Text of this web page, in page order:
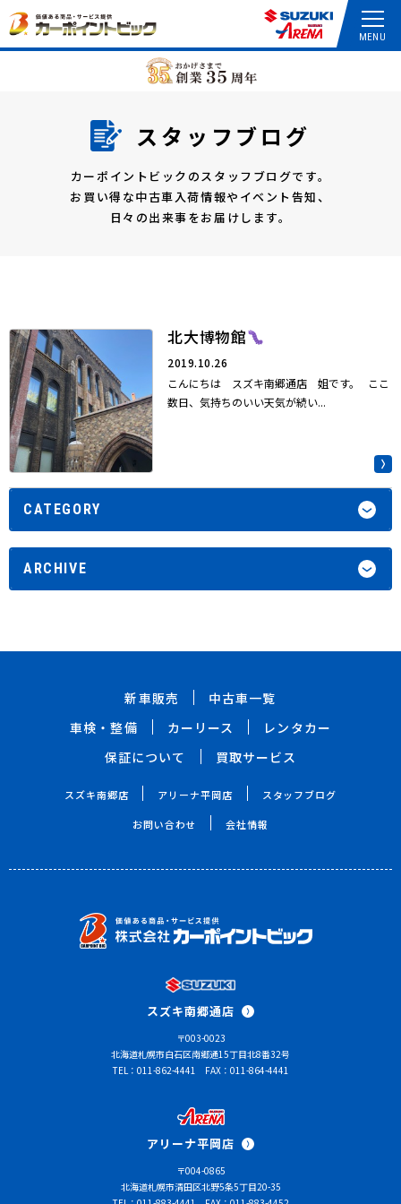
スタッフブログ
カーポイントビックのスタッフブログです。
お買い得な中古車入荷情報やイベント告知、
日々の出来事をお届けします。
北大博物館
2019.10.26
こんにちは スズキ南郷通店 姐です。 ここ
数日、気持ちのいい天気が続い...
CATEGORY
ARCHIVE
新車販売
中古車一覧
車検・整備
カーリース
レンタカー
保証について
買取サービス
スズキ南郷店 アリーナ平岡店 スタッフブログ
お問い合わせ 会社情報
スズキ南郷通店
〒003-0023
北海道札幌市白石区南郷通15丁目北8番32号
TEL：011-862-4441
FAX：011-864-4441
アリーナ平岡店
〒004-0865
北海道札幌市清田区北野5条5丁目20-35